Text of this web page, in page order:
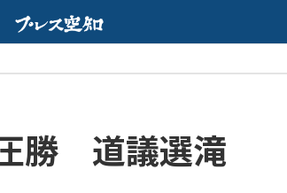
勝 道議選滝